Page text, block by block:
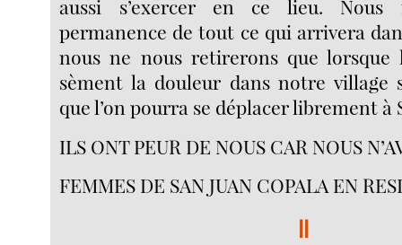
aussi s’exercer en ce lieu. Nous
permanence de tout ce qui arrivera
nous ne nous retirerons que lorsque
sèment la douleur dans notre village
que l’on pourra se déplacer librement à
ILS ONT PEUR DE NOUS CAR NOUS
FEMMES DE SAN JUAN COPALA EN
II